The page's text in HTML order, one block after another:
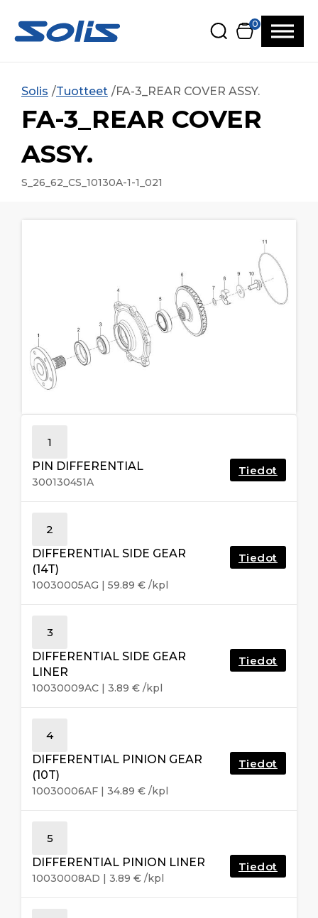
0
Solis Tuotteet FA-3_REAR COVER ASSY.
FA-3_REAR COVER
ASSY.
S_26_62_CS_10130A-1-1_021
1
PIN DIFFERENTIAL
300130451A
Tiedot
2
DIFFERENTIAL SIDE GEAR
(14T)
10030005AG | 59.89 € /kpl
Tiedot
3
DIFFERENTIAL SIDE GEAR
LINER
10030009AC | 3.89 € /kpl
Tiedot
4
DIFFERENTIAL PINION GEAR
(10T)
10030006AF | 34.89 € /kpl
Tiedot
5
DIFFERENTIAL PINION LINER
10030008AD | 3.89 € /kpl
Tiedot